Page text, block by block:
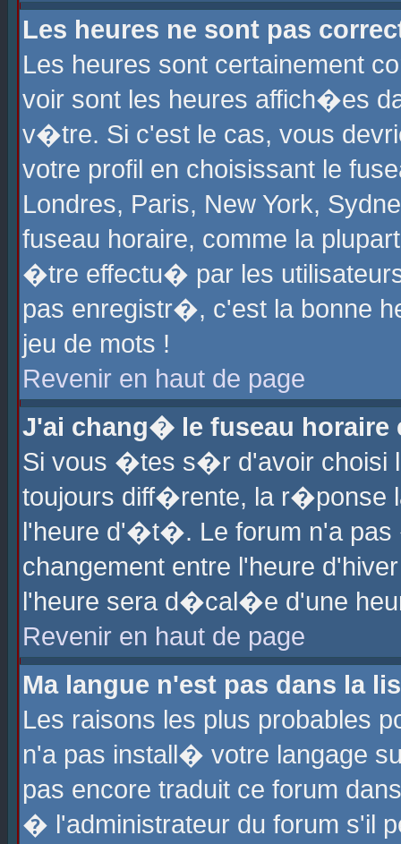
Les heures ne sont pas
Les heures sont certainement
voir sont les heures affich�es
v�tre. Si c'est le cas, vous
votre profil en choisissant le
Londres, Paris, New York,
fuseau horaire, comme la
�tre effectu� par les
pas enregistr�, c'est la bonne
jeu de mots !
Revenir en haut de page
J'ai chang� le fuseau horaire
Si vous �tes s�r d'avoir choisi
toujours diff�rente, la r�ponse
l'heure d'�t�. Le forum n'a
changement entre l'heure
l'heure sera d�cal�e d'une
Revenir en haut de page
Ma langue n'est pas dans la
Les raisons les plus probables
n'a pas install� votre langage
pas encore traduit ce forum
� l'administrateur du forum s'il